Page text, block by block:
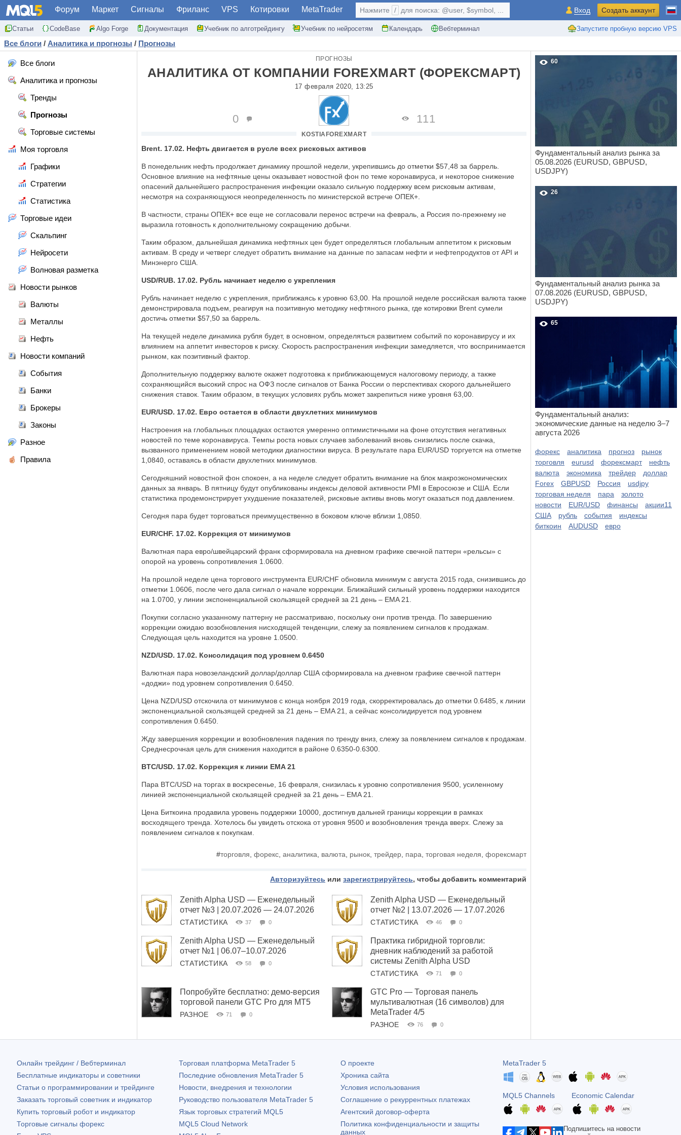
Форум Маркет Сигналы Фриланс VPS Котировки MetaTrader
Статьи CodeBase Algo Forge Документация Учебник по алготрейдингу Учебник по нейросетям Календарь Вебтерминал Запустите пробную версию VPS
Нажмите / для поиска: @user, $symbol, ... Вход Создать аккаунт
Все блоги / Аналитика и прогнозы / Прогнозы
Все блоги
Аналитика и прогнозы
Тренды
Прогнозы
Торговые системы
Моя торговля
Графики
Стратегии
Статистика
Торговые идеи
Скальпинг
Нейросети
Волновая разметка
Новости рынков
Валюты
Металлы
Нефть
Новости компаний
События
Банки
Брокеры
Законы
Разное
Правила
ПРОГНОЗЫ
АНАЛИТИКА ОТ КОМПАНИИ FOREXMART (ФОРЕКСМАРТ)
17 февраля 2020, 13:25
KOSTIAFOREXMART
0 111
Brent. 17.02. Нефть двигается в русле всех рисковых активов
В понедельник нефть продолжает динамику прошлой недели, укрепившись до отметки $57,48 за баррель.
Основное влияние на нефтяные цены оказывает новостной фон по теме коронавируса, и некоторое снижение
опасений дальнейшего распространения инфекции оказало сильную поддержку всем рисковым активам,
несмотря на сохраняющуюся неопределенность по министерской встрече ОПЕК+.
В частности, страны ОПЕК+ все еще не согласовали перенос встречи на февраль, а Россия по-прежнему не
выразила готовность к дополнительному сокращению добычи.
Таким образом, дальнейшая динамика нефтяных цен будет определяться глобальным аппетитом к рисковым
активам. В среду и четверг следует обратить внимание на данные по запасам нефти и нефтепродуктов от API и
Минэнерго США.
USD/RUB. 17.02. Рубль начинает неделю с укрепления
Рубль начинает неделю с укрепления, приближаясь к уровню 63,00. На прошлой неделе российская валюта также
демонстрировала подъем, реагируя на позитивную методику нефтяного рынка, где котировки Brent сумели
достичь отметки $57,50 за баррель.
На текущей неделе динамика рубля будет, в основном, определяться развитием событий по коронавирусу и их
влиянием на аппетит инвесторов к риску. Скорость распространения инфекции замедляется, что воспринимается
рынком, как позитивный фактор.
Дополнительную поддержку валюте окажет подготовка к приближающемуся налоговому периоду, а также
сохраняющийся высокий спрос на ОФЗ после сигналов от Банка России о перспективах скорого дальнейшего
снижения ставок. Таким образом, в текущих условиях рубль может закрепиться ниже уровня 63,00.
EUR/USD. 17.02. Евро остается в области двухлетних минимумов
Настроения на глобальных площадках остаются умеренно оптимистичными на фоне отсутствия негативных
новостей по теме коронавируса. Темпы роста новых случаев заболеваний вновь снизились после скачка,
вызванного применением новой методики диагностики вируса. В результате пара EUR/USD торгуется на отметке
1,0840, оставаясь в области двухлетних минимумов.
Сегодняшний новостной фон спокоен, а на неделе следует обратить внимание на блок макроэкономических
данных за январь. В пятницу будут опубликованы индексы деловой активности PMI в Евросоюзе и США. Если
статистика продемонстрирует ухудшение показателей, рисковые активы вновь могут оказаться под давлением.
Сегодня пара будет торговаться преимущественно в боковом ключе вблизи 1,0850.
EUR/CHF. 17.02. Коррекция от минимумов
Валютная пара евро/швейцарский франк сформировала на дневном графике свечной паттерн «рельсы» с
опорой на уровень сопротивления 1.0600.
На прошлой неделе цена торгового инструмента EUR/CHF обновила минимум с августа 2015 года, снизившись до
отметки 1.0606, после чего дала сигнал о начале коррекции. Ближайший сильный уровень поддержки находится
на 1.0700, у линии экспоненциальной скользящей средней за 21 день – EMA 21.
Покупки согласно указанному паттерну не рассматриваю, поскольку они против тренда. По завершению
коррекции ожидаю возобновления нисходящей тенденции, слежу за появлением сигналов к продажам.
Следующая цель находится на уровне 1.0500.
NZD/USD. 17.02. Консолидация под уровнем 0.6450
Валютная пара новозеландский доллар/доллар США сформировала на дневном графике свечной паттерн
«доджи» под уровнем сопротивления 0.6450.
Цена NZD/USD отскочила от минимумов с конца ноября 2019 года, скорректировалась до отметки 0.6485, к линии
экспоненциальной скользящей средней за 21 день – EMA 21, а сейчас консолидируется под уровнем
сопротивления 0.6450.
Жду завершения коррекции и возобновления падения по тренду вниз, слежу за появлением сигналов к продажам.
Среднесрочная цель для снижения находится в районе 0.6350-0.6300.
BTC/USD. 17.02. Коррекция к линии EMA 21
Пара BTC/USD на торгах в воскресенье, 16 февраля, снизилась к уровню сопротивления 9500, усиленному
линией экспоненциальной скользящей средней за 21 день – EMA 21.
Цена Биткоина продавила уровень поддержки 10000, достигнув дальней границы коррекции в рамках
восходящего тренда. Хотелось бы увидеть отскока от уровня 9500 и возобновления тренда вверх. Слежу за
появлением сигналов к покупкам.
#торговля форекс аналитика валюта рынок трейдер пара торговая неделя форексмарт
Авторизуйтесь или зарегистрируйтесь, чтобы добавить комментарий
Zenith Alpha USD — Еженедельный
отчет №3 | 20.07.2026 — 24.07.2026
СТАТИСТИКА 37 0
Zenith Alpha USD — Еженедельный
отчет №2 | 13.07.2026 — 17.07.2026
СТАТИСТИКА 46 0
Zenith Alpha USD — Еженедельный
отчет №1 | 06.07–10.07.2026
СТАТИСТИКА 58 0
Практика гибридной торговли:
дневник наблюдений за работой
системы Zenith Alpha USD
СТАТИСТИКА 71 0
Попробуйте бесплатно: демо-версия
торговой панели GTC Pro для MT5
РАЗНОЕ 71 0
GTC Pro — Торговая панель
мультивалютная (16 символов) для
MetaTrader 4/5
РАЗНОЕ 76 0
60
Фундаментальный анализ рынка за
05.08.2026 (EURUSD, GBPUSD,
USDJPY)
26
Фундаментальный анализ рынка за
07.08.2026 (EURUSD, GBPUSD,
USDJPY)
65
Фундаментальный анализ:
экономические данные на неделю 3–7
августа 2026
форекс аналитика прогноз
рынок
торговля
eurusd форексмарт
нефть
валюта
экономика трейдер
доллар
Forex
GBPUSD Россия
usdjpy
торговая неделя
пара
золото
новости
EUR/USD финансы
акции11
США
рубль события
индексы
биткоин
AUDUSD евро
Онлайн трейдинг / Вебтерминал
Бесплатные индикаторы и советники
Статьи о программировании и трейдинге
Заказать торговый советник и индикатор
Купить торговый робот и индикатор
Торговые сигналы форекс
Торговая платформа MetaTrader 5
Последние обновления MetaTrader 5
Новости, внедрения и технологии
Руководство пользователя MetaTrader 5
Язык торговых стратегий MQL5
MQL5 Cloud Network
О проекте
Хроника сайта
Условия использования
Соглашение о рекуррентных платежах
Агентский договор-оферта
Политика конфиденциальности и защиты
данных
MetaTrader 5
MQL5 Channels Economic Calendar
Подпишитесь на новости